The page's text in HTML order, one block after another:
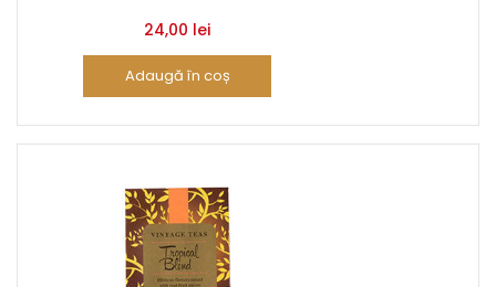
24,00 lei
Adaugă în coș